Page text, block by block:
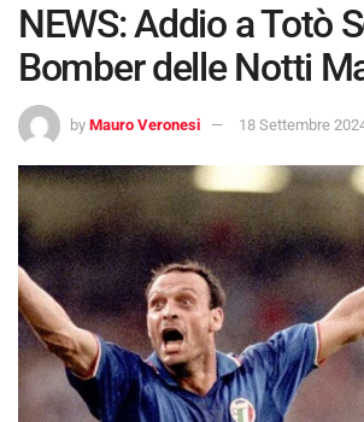
NEWS: Addio a Totò
Bomber delle Notti
by Mauro Veronesi 18 Settembre